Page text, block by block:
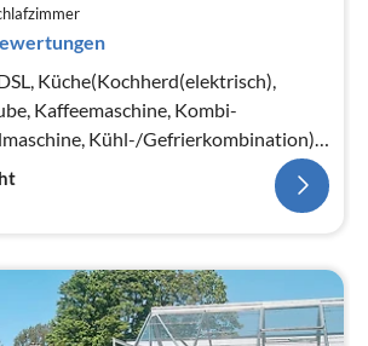
Küche(Kochherd(elektrisch),
Kaffeemaschine, Kombi-
Kühl-/Gefrierkombination),